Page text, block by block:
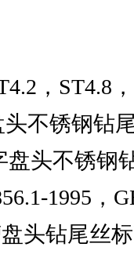
，ST4.8，
头不锈钢钻
头不锈钢
1995，
头钻尾丝